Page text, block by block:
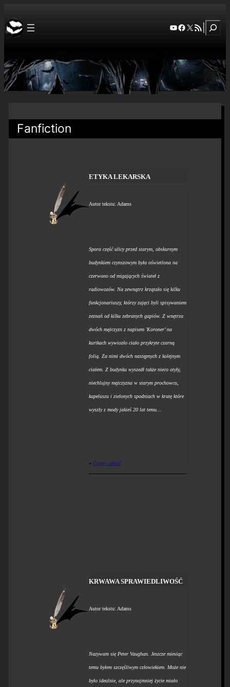
YouTube
Facebook
X RSS Feed
Fanfiction
ETYKA LEKARSKA
Autor tekstu: Adams
Spora część ulicy przed starym, obskurnym
budynkiem czynszowym była oświetlona na
czerwono od migających świateł z
radiowozów. Na zewnątrz krzątało się kilku
funkcjonariuszy, którzy zajęci byli spisywaniem
zeznań od kilku zebranych gapiów. Z wnętrza
dwóch mężczyzn z napisem 'Koroner’ na
kurtkach wywiozło ciało przykryte czarną
folią. Za nimi dwóch następnych z kolejnym
ciałem. Z budynku wyszedł także nieco otyły,
niechlujny mężczyzna w starym prochowcu,
kapeluszu i zielonych spodniach w kratę które
wyszły z mody jakieś 20 lat temu…
» Czytaj całość
KRWAWA SPRAWIEDLIWOŚĆ
Autor tekstu: Adams
Nazywam się Peter Vaughan. Jeszcze miesiąc
temu byłem szczęśliwym człowiekiem. Może nie
było idealnie, ale przynajmniej życie miało